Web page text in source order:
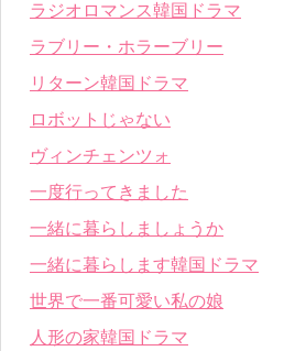
ラジオロマンス韓国ドラマ
ラブリー・ホラーブリー
リターン韓国ドラマ
ロボットじゃない
ヴィンチェンツォ
一度行ってきました
一緒に暮らしましょうか
一緒に暮らします韓国ドラマ
世界で一番可愛い私の娘
人形の家韓国ドラマ